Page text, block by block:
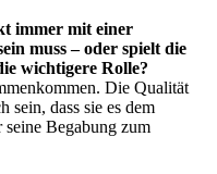
immer mit einer
muss – oder spielt die
wichtigere Rolle?
Die Qualität
sein, dass sie es dem
Begabung zum